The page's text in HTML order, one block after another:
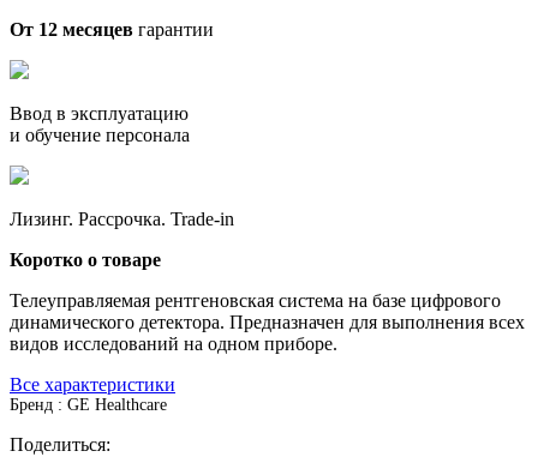
От 12 месяцев гарантии
Ввод в эксплуатацию
и обучение персонала
Лизинг. Рассрочка. Trade-in
Коротко о товаре
Телеуправляемая рентгеновская система на базе цифрового
динамического детектора. Предназначен для выполнения всех
видов исследований на одном приборе.
Все характеристики
Бренд : GE Healthcare
Поделиться: